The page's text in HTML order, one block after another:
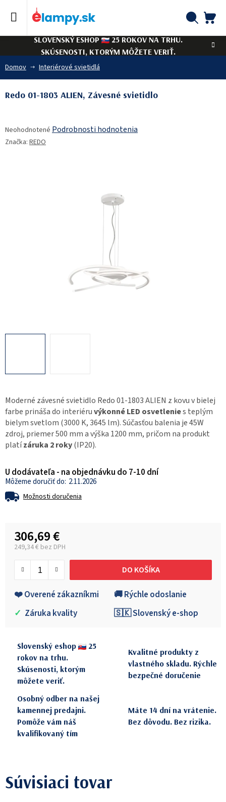
SLOVENSKÝ ESHOP
25 ROKOV NA TRHU.
SKÚSENOSTI, KTORÝM MÔŽETE VERIŤ.
Domov Interiérové svietidlá
Moderné závesné svietidlo Redo 01-1803 ALIEN z kovu v bielej
farbe prináša do interiéruvýkonné LED osvetlenies teplým
bielym svetlom (3000 K, 3645 lm). Súčasťou balenia je 45W
zdroj, priemer 500 mm a výška 1200 mm, pričom na produkt
platízáruka 2 roky(IP20).
U dodávateľa - na objednávku do 7-10 dní
2.11.2026
Možnosti doručenia
306,69 €
249,34 € bez DPH
DO KOŠÍKA
❤️ Overené zákazníkmi
🚚 Rýchle odoslanie
✓ Záruka kvality 🇸🇰 Slovenský e-shop
Redo 01-1803 ALIEN, Závesné svietidlo
hodnotenie
produktu
Neohodnotené Podrobnosti hodnotenia
Značka: REDO
Slovenský eshop
25
rokov na trhu.
Skúsenosti, ktorým
môžete veriť.
Kvalitné produkty z
vlastného skladu. Rýchle
bezpečné doručenie
Osobný odber na našej
kamennej predajni.
Pomôže vám náš
kvalifikovaný tím
Máte 14 dní na vrátenie.
Bez dôvodu. Bez rizika.
Súvisiaci tovar